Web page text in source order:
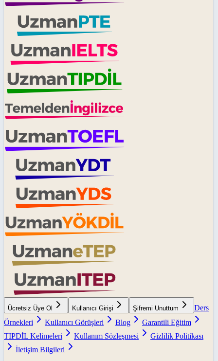
Ücretsiz Üye Ol Kullanıcı Girişi Şifremi Unuttum
Ders
Örnekleri
Kullanıcı Görüşleri Blog
Garantili Eğitim
TIPDİL Kelimeleri
Kullanım Sözleşmesi
Gizlilik Politikası
İletişim Bilgileri